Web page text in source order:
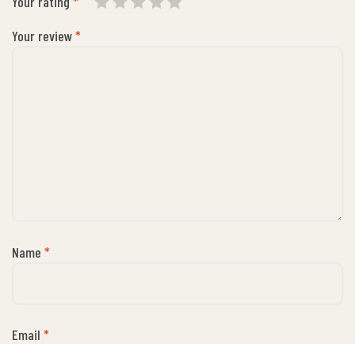
Your review*
Name *
Email *